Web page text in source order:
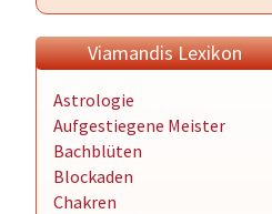
Viamandis Lexikon
Astrologie
Aufgestiegene Meister
Bachblüten
Blockaden
Chakren